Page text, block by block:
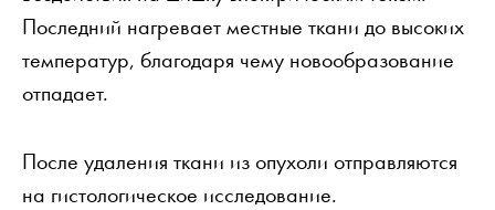
Последний нагревает местные ткани до высоких
температур, благодаря чему новообразование
отпадает.
После удаления ткани из опухоли отправляются
на гистологическое исследование.